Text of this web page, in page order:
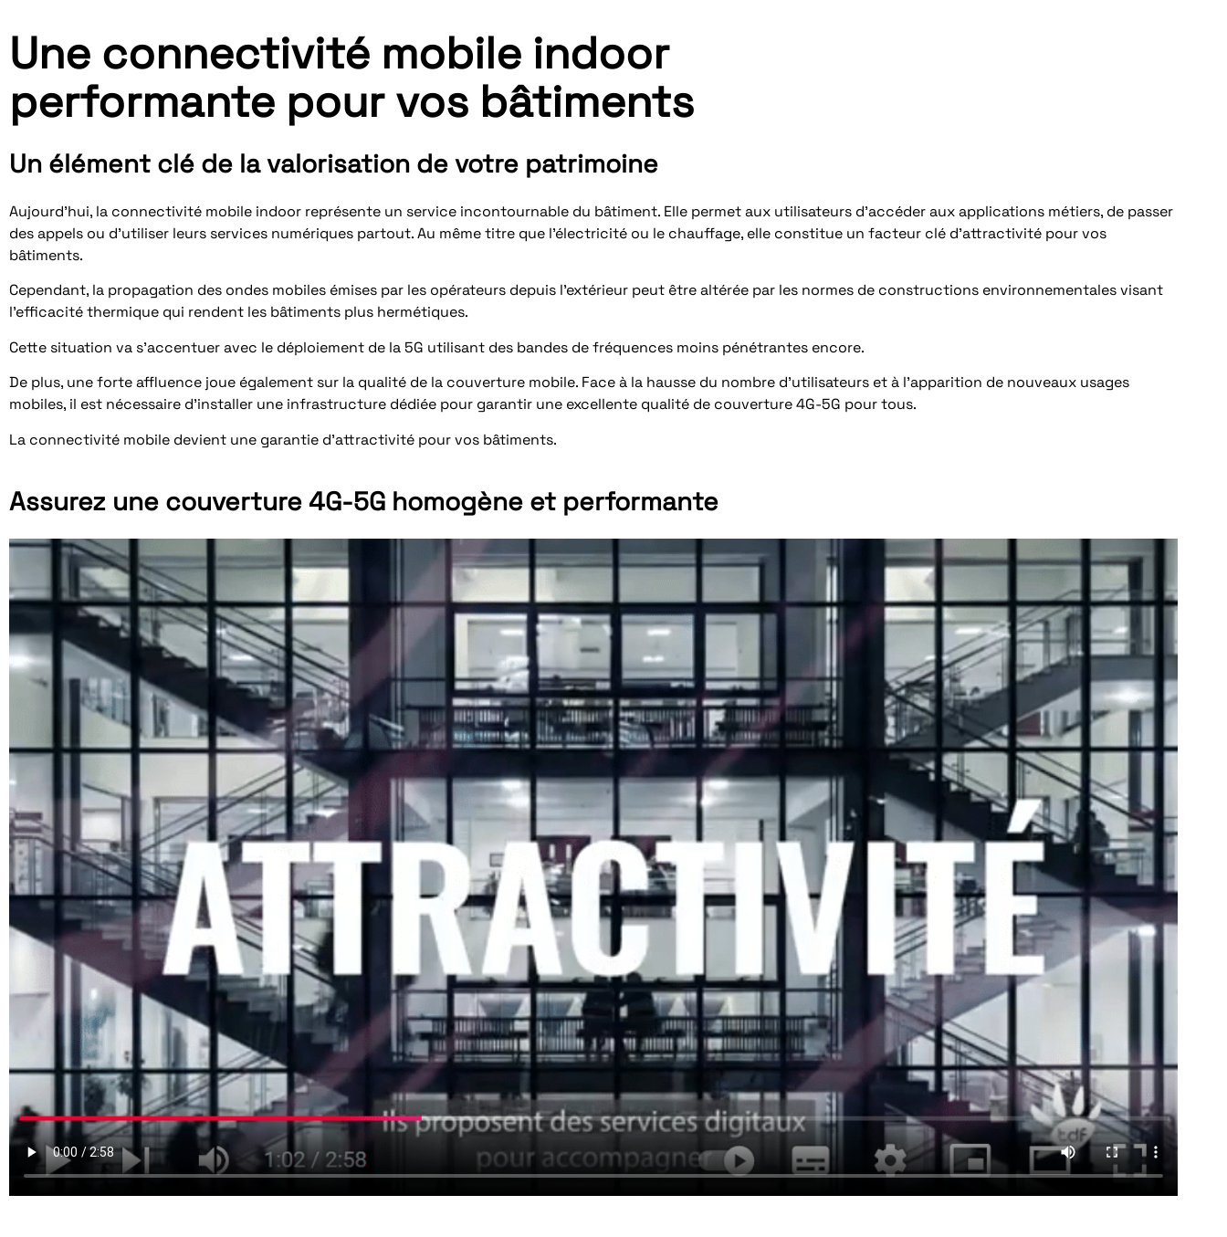
Une connectivité mobile indoor
performante pour vos bâtiments
Un élément clé de la valorisation de votre patrimoine
Aujourd’hui, la connectivité mobile indoor représente un service incontournable du bâtiment. Elle permet aux utilisateurs d’accéder aux applications métiers, de passer
des appels ou d’utiliser leurs services numériques partout. Au même titre que l’électricité ou le chauffage, elle constitue un facteur clé d’attractivité pour vos
bâtiments.
Cependant, la propagation des ondes mobiles émises par les opérateurs depuis l’extérieur peut être altérée par les normes de constructions environnementales visant
l’efficacité thermique qui rendent les bâtiments plus hermétiques.
Cette situation va s’accentuer avec le déploiement de la 5G utilisant des bandes de fréquences moins pénétrantes encore.
De plus, une forte affluence joue également sur la qualité de la couverture mobile. Face à la hausse du nombre d’utilisateurs et à l’apparition de nouveaux usages
mobiles, il est nécessaire d’installer une infrastructure dédiée pour garantir une excellente qualité de couverture 4G-5G pour tous.
La connectivité mobile devient une garantie d’attractivité pour vos bâtiments.
Assurez une couverture 4G-5G homogène et performante